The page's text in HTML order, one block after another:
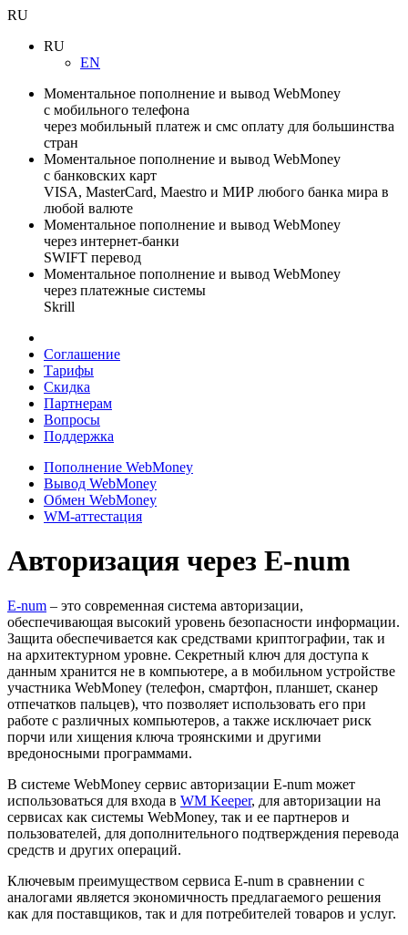
RU
RU
EN
Моментальное пополнение и вывод WebMoney
с мобильного телефона
через мобильный платеж и смс оплату для большинства
стран
Моментальное пополнение и вывод WebMoney
с банковских карт
VISA, MasterCard, Maestro и МИР любого банка мира в
любой валюте
Моментальное пополнение и вывод WebMoney
через интернет-банки
SWIFT перевод
Моментальное пополнение и вывод WebMoney
через платежные системы
Skrill
Соглашение
Тарифы
Скидка
Партнерам
Вопросы
Поддержка
Пополнение WebMoney
Вывод WebMoney
Обмен WebMoney
WM-аттестация
Авторизация через E-num
E-num – это современная система авторизации,
обеспечивающая высокий уровень безопасности информации.
Защита обеспечивается как средствами криптографии, так и
на архитектурном уровне. Секретный ключ для доступа к
данным хранится не в компьютере, а в мобильном устройстве
участника WebMoney (телефон, смартфон, планшет, сканер
отпечатков пальцев), что позволяет использовать его при
работе с различных компьютеров, а также исключает риск
порчи или хищения ключа троянскими и другими
вредоносными программами.
В системе WebMoney сервис авторизации E-num может
использоваться для входа в WM Keeper, для авторизации на
сервисах как системы WebMoney, так и ее партнеров и
пользователей, для дополнительного подтверждения перевода
средств и других операций.
Ключевым преимуществом сервиса E-num в сравнении с
аналогами является экономичность предлагаемого решения
как для поставщиков, так и для потребителей товаров и услуг.